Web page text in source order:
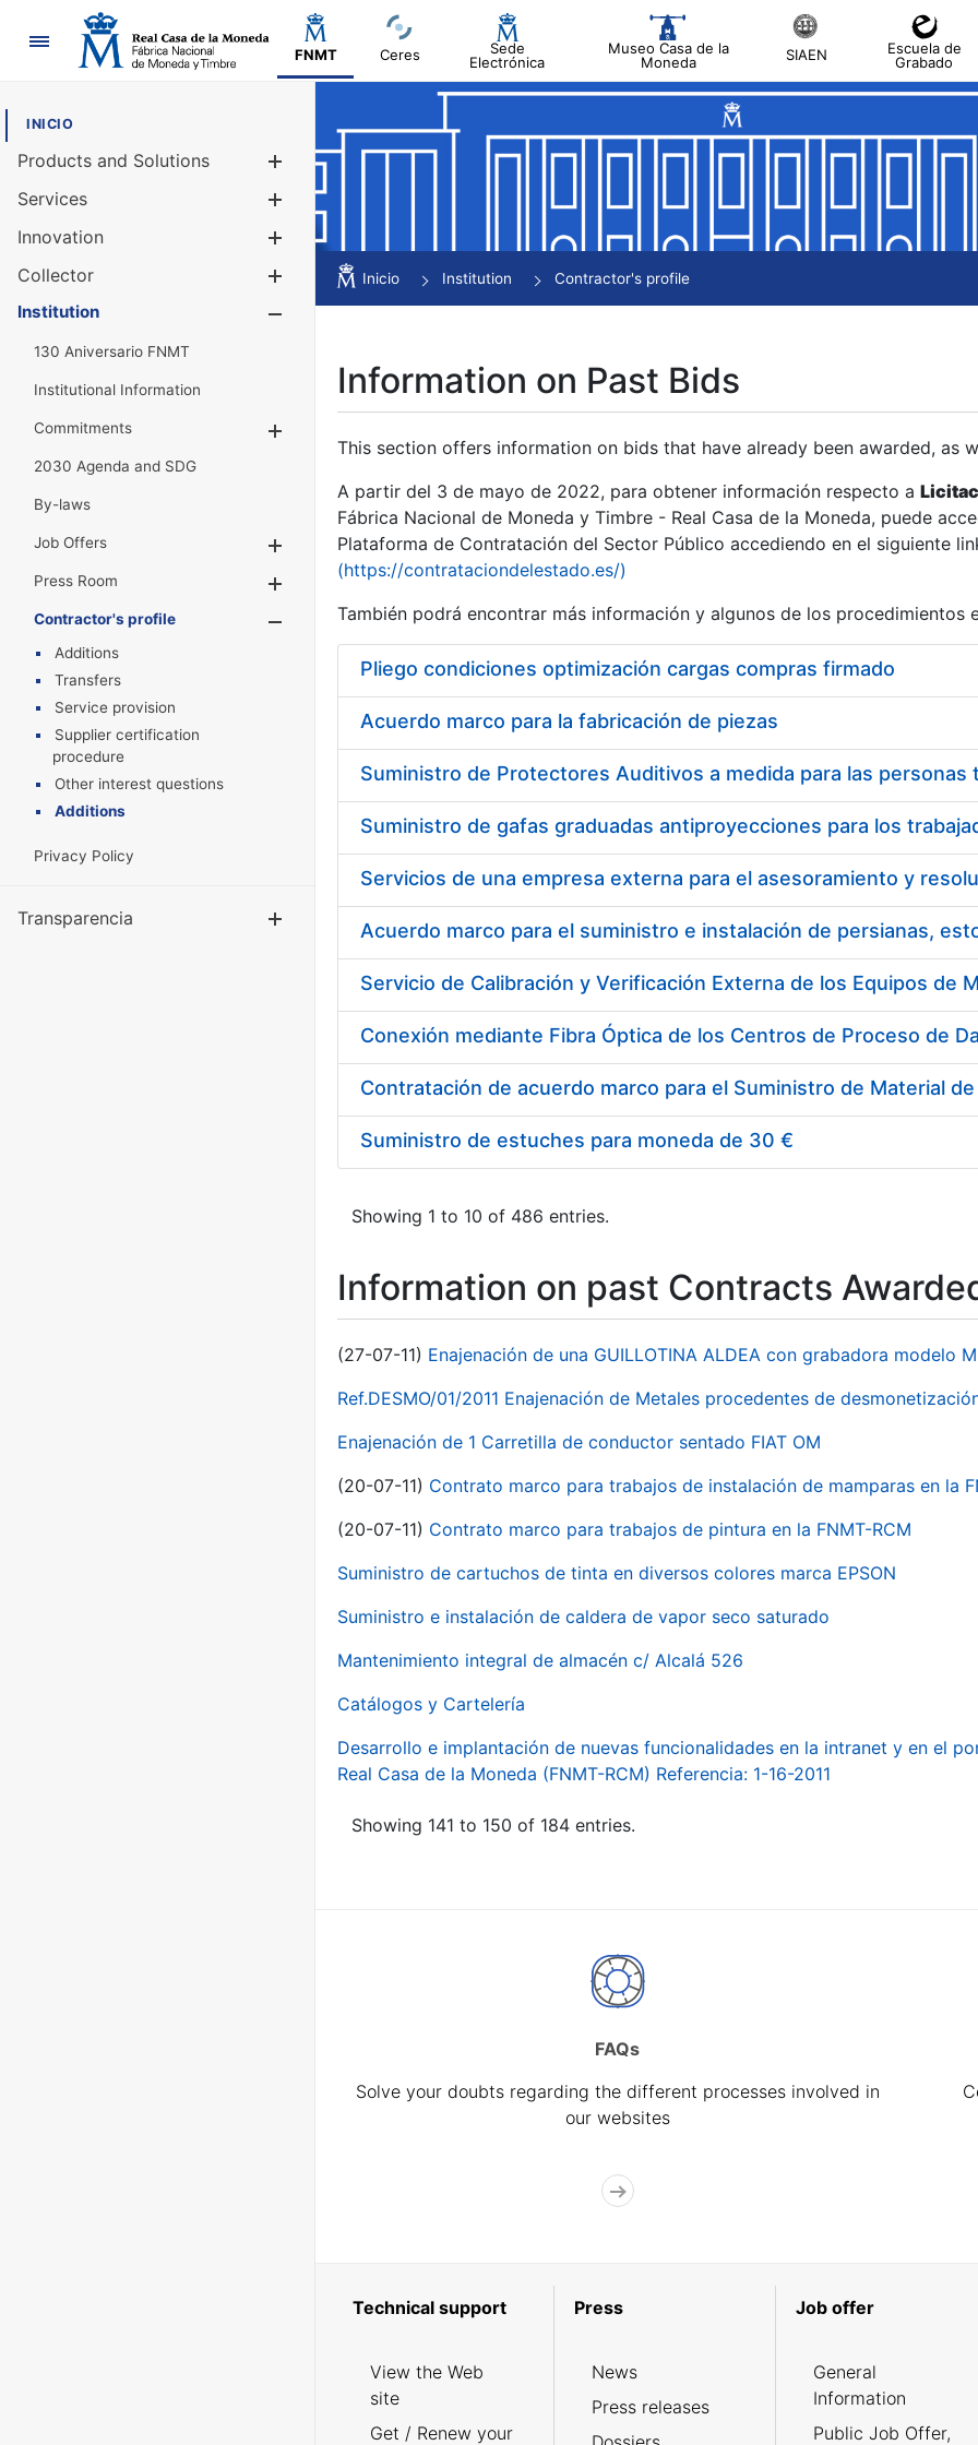
Navigation
FNMT Ceres
Sede
Electrónica
Museo Casa de la
Moneda
SIAEN
Escuela de
Grabado
INICIO
Products and Solutions
Services
Innovation
Collector
Show/Hide
Institution
130 Aniversario FNMT
Institutional Information
Commitments
2030 Agenda and SDG
By-laws
Job Offers
Show/Hide
Press Room
Show/Hide
Contractor's profile
Show/Hide
Additions
Transfers
Service provision
Supplier certification
procedure
Other interest questions
Additions
Privacy Policy
Transparencia Show/Hide
Inicio Institution Contractor's profile
Information on Past Bids
This section offers information on bids that have already been awarded, as
A partir del 3 de mayo de 2022, para obtener información respecto a
Fábrica Nacional de Moneda y Timbre - Real Casa de la Moneda, puede
Plataforma de Contratación del Sector Público accediendo en el siguiente
(https://contrataciondelestado.es/)
También podrá encontrar más información y algunos de los procedimientos
Pliego condiciones optimización cargas compras firmado
Acuerdo marco para la fabricación de piezas
Acuerdo marco para el suministro e instalación de persianas,
Suministro de estuches para moneda de 30 €
Showing 1 to 10 of 486 entries.
Information on past Contracts
(27-07-11) Enajenación de una GUILLOTINA ALDEA con grabadora modelo
Ref.DESMO/01/2011 Enajenación de Metales procedentes de
Enajenación de 1 Carretilla de conductor sentado FIAT OM
(20-07-11) Contrato marco para trabajos de instalación de mamparas en la
(20-07-11) Contrato marco para trabajos de pintura en la FNMT-RCM
Suministro de cartuchos de tinta en diversos colores marca EPSON
Suministro e instalación de caldera de vapor seco saturado
Mantenimiento integral de almacén c/ Alcalá 526
Catálogos y Cartelería
Desarrollo e implantación de nuevas funcionalidades en la intranet y en el
Real Casa de la Moneda (FNMT-RCM) Referencia: 1-16-2011
Showing 141 to 150 of 184 entries.
FAQs
Solve your doubts regarding the different processes involved in
our websites
Technical support
View the Web
site
Get / Renew your
Press
News
Press releases
Job offer
General
Information
Public Job Offer,